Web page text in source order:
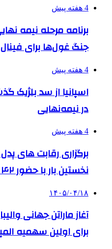
4 هفته پیش
برنامه مرحله نیمه
جنگ غول‌ها برای فینال
4 هفته پیش
اسپانیا از سد بلژیک
در نیمه‌نهایی
4 هفته پیش
برگزاری رقابت های
نخستین بار با حضور ۴۲ تیم
۱۴۰۵/۰۴/۱۸
آغاز ماراتن جهانی
برای اولین سهمیه